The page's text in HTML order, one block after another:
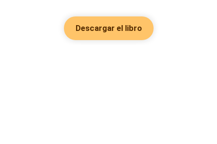
Descargar el libro